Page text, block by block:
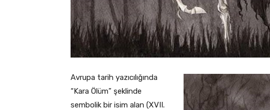
Avrupa tarih yazıcılığında
“Kara Ölüm” şeklinde
sembolik bir isim alan (XVII.